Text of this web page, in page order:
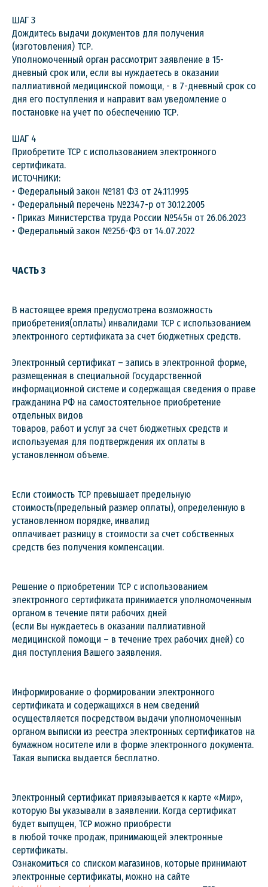
ШАГ 3
Дождитесь выдачи документов для получения
(изготовления) ТСР.
Уполномоченный орган рассмотрит заявление в 15-
дневный срок или, если вы нуждаетесь в оказании
паллиативной медицинской помощи, - в 7-дневный срок со
дня его поступления и направит вам уведомление о
постановке на учет по обеспечению ТСР.
ШАГ 4
Приобретите ТСР с использованием электронного
сертификата.
ИСТОЧНИКИ:
• Федеральный закон №181 ФЗ от 24.11.1995
• Федеральный перечень №2347-р от 30.12.2005
• Приказ Министерства труда России №545н от 26.06.2023
• Федеральный закон №256-ФЗ от 14.07.2022
ЧАСТЬ 3
В настоящее время предусмотрена возможность
приобретения(оплаты) инвалидами ТСР с использованием
электронного сертификата за счет бюджетных средств.
Электронный сертификат – запись в электронной форме,
размещенная в специальной Государственной
информационной системе и содержащая сведения о праве
гражданина РФ на самостоятельное приобретение
отдельных видов
товаров, работ и услуг за счет бюджетных средств и
используемая для подтверждения их оплаты в
установленном объеме.
Если стоимость ТСР превышает предельную
стоимость(предельный размер оплаты), определенную в
установленном порядке, инвалид
оплачивает разницу в стоимости за счет собственных
средств без получения компенсации.
Решение о приобретении ТСР с использованием
электронного сертификата принимается уполномоченным
органом в течение пяти рабочих дней
(если Вы нуждаетесь в оказании паллиативной
медицинской помощи – в течение трех рабочих дней) со
дня поступления Вашего заявления.
Информирование о формировании электронного
сертификата и содержащихся в нем сведений
осуществляется посредством выдачи уполномоченным
органом выписки из реестра электронных сертификатов на
бумажном носителе или в форме электронного документа.
Такая выписка выдается бесплатно.
Электронный сертификат привязывается к карте «Мир»,
которую Вы указывали в заявлении. Когда сертификат
будет выпущен, ТСР можно приобрести
в любой точке продаж, принимающей электронные
сертификаты.
Ознакомиться со списком магазинов, которые принимают
электронные сертификаты, можно на сайте